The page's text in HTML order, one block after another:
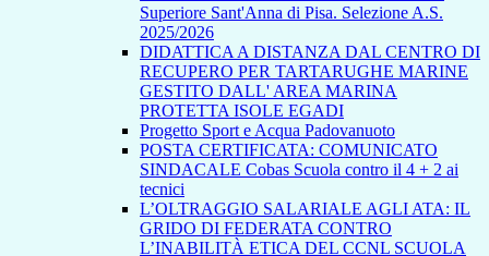
Superiore Sant'Anna di Pisa. Selezione A.S.
2025/2026
DIDATTICA A DISTANZA DAL CENTRO DI
RECUPERO PER TARTARUGHE MARINE
GESTITO DALL' AREA MARINA
PROTETTA ISOLE EGADI
Progetto Sport e Acqua Padovanuoto
POSTA CERTIFICATA: COMUNICATO
SINDACALE Cobas Scuola contro il 4 + 2 ai
tecnici
L’OLTRAGGIO SALARIALE AGLI ATA: IL
GRIDO DI FEDERATA CONTRO
L’INABILITÀ ETICA DEL CCNL SCUOLA